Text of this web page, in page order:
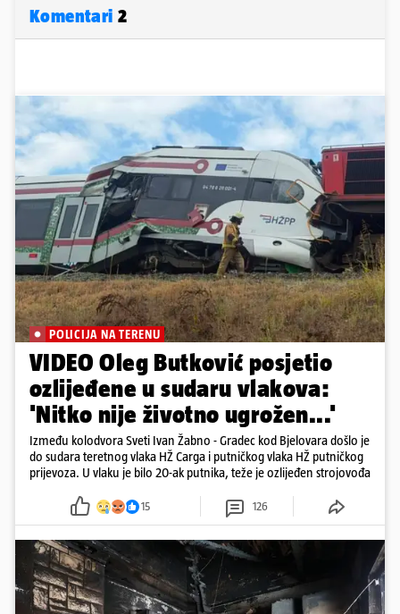
Komentari 2
POLICIJA NA TERENU
VIDEO Oleg Butković posjetio
ozlijeđene u sudaru vlakova:
'Nitko nije životno ugrožen...'
Između kolodvora Sveti Ivan Žabno - Gradec kod Bjelovara došlo je
do sudara teretnog vlaka HŽ Carga i putničkog vlaka HŽ putničkog
prijevoza. U vlaku je bilo 20-ak putnika, teže je ozlijeđen strojovođa
15 126